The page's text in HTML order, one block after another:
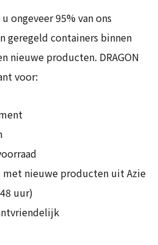
ongeveer 95% van ons
geregeld containers binnen
nieuwe producten. DRAGON
voor:
met nieuwe producten uit Azie
uur)